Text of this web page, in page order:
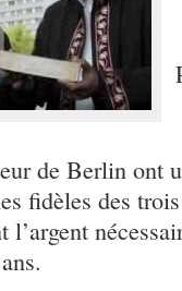
de Berlin ont
fidèles des
l’argent